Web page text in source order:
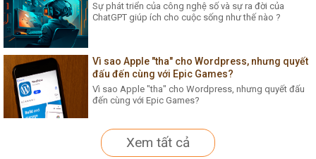
Sự phát triển của công nghệ số và sự ra đời của
ChatGPT giúp ích cho cuộc sống như thế nào ?
Vì sao Apple "tha" cho Wordpress, nhưng quyết
đấu đến cùng với Epic Games?
Vì sao Apple "tha" cho Wordpress, nhưng quyết đấu
đến cùng với Epic Games?
Xem tất cả